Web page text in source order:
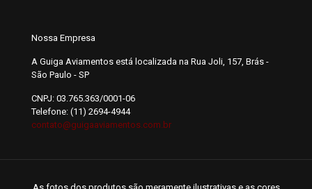
Nossa Empresa
A Guiga Aviamentos está localizada na Rua Joli, 157, Brás -
São Paulo - SP
CNPJ: 03.765.363/0001-06
Telefone: (11) 2694-4944
contato@guigaaviamentos.com.br